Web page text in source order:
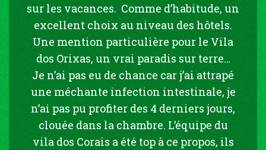
sur les vacances. Comme d’habitude, un
excellent choix au niveau des hôtels.
Une mention particulière pour le Vila
dos Orixas, un vrai paradis sur terre…
Je n’ai pas eu de chance car j’ai attrapé
une méchante infection intestinale, je
n’ai pas pu profiter des 4 derniers jours,
clouée dans la chambre. L’équipe du
vila dos Corais a été top à ce propos, ils